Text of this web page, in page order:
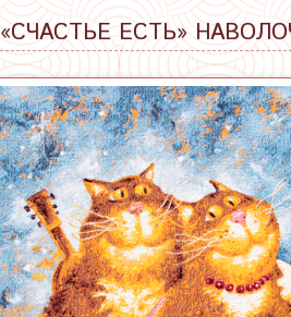
«СЧАСТЬЕ ЕСТЬ»